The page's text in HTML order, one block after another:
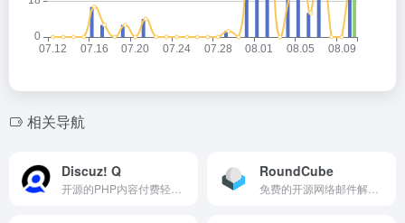
相关导航
Discuz! Q RoundCube